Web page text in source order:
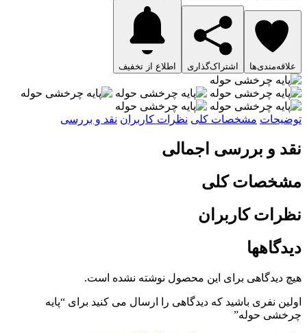
علاقه‌مندی‌ها اشتراک‌گذاری اطلاع از تخفیف
توضیحات مشخصات کلی نظرات کاربران نقد و بررسی
نقد و بررسی اجمالی
مشخصات کلی
نظرات کاربران
دیدگاهها
هیچ دیدگاهی برای این محصول نوشته نشده است.
اولین نفری باشید که دیدگاهی را ارسال می کنید برای “پایه
چرخشی حوله”